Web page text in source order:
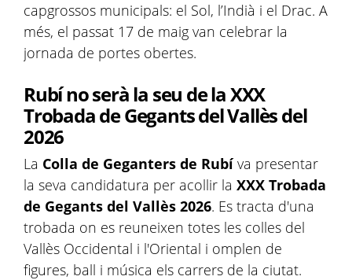
capgrossos municipals: el Sol, l’Indià i el Drac. A
més, el passat 17 de maig van celebrar la
jornada de portes obertes.
Rubí no serà la seu de la XXX
Trobada de Gegants del Vallès del
2026
La Colla de Geganters de Rubíva presentar
la seva candidatura per acollir la XXX Trobada
de Gegants del Vallès 2026. Es tracta d'una
trobada on es reuneixen totes les colles del
Vallès Occidental i l'Oriental i omplen de
figures, ball i música els carrers de la ciutat.